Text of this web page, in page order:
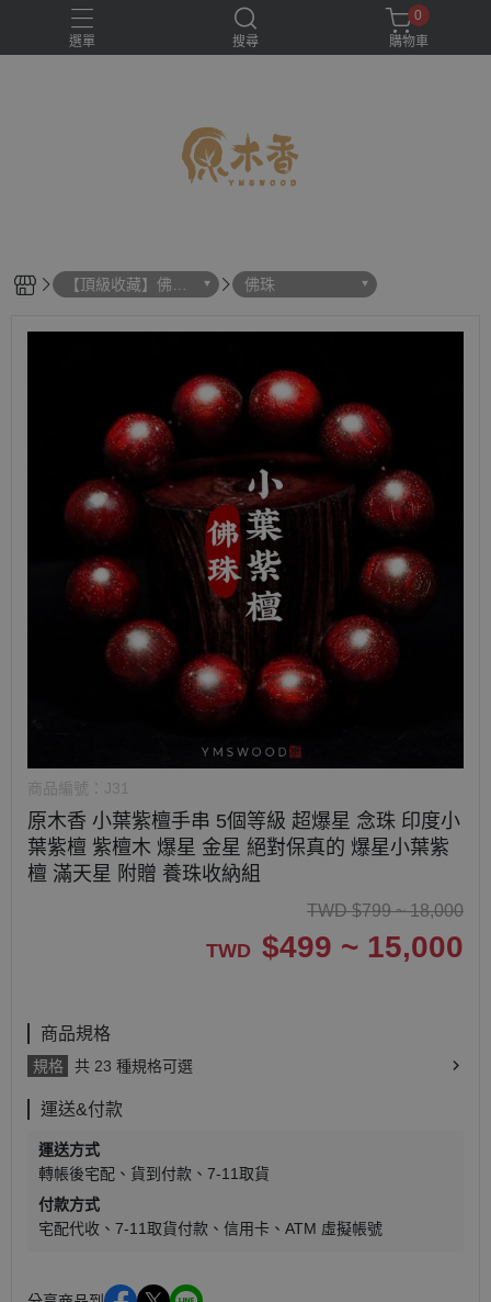
選單 搜尋
0
購物車
【頂級收藏】佛
珠、印章
佛珠
商品編號： J31
原木香 小葉紫檀手串 5個等級 超爆星 念珠 印度小
葉紫檀 紫檀木 爆星 金星 絕對保真的 爆星小葉紫
檀 滿天星 附贈 養珠收納組
TWD $799 ~ 18,000
TWD $499 ~ 15,000
商品規格
規格 共 23 種規格可選
運送&付款
運送方式
轉帳後宅配
貨到付款
7-11取貨
付款方式
宅配代收
7-11取貨付款 信用卡 ATM 虛擬帳號